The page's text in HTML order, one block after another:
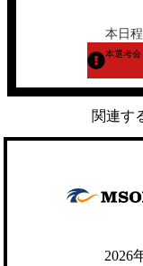
本日
本選考会
関連す
2026